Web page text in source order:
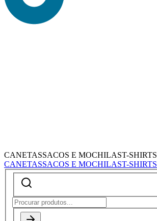
CANETASSACOS E MOCHILAST-SHIRTS
CANETASSACOS E MOCHILAST-SHIRTS